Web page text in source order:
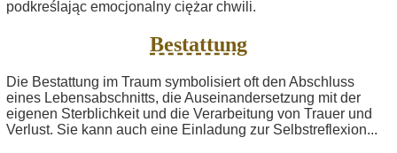
Bestattung
Die Bestattung im Traum symbolisiert oft den Abschluss
eines Lebensabschnitts, die Auseinandersetzung mit der
eigenen Sterblichkeit und die Verarbeitung von Trauer und
Verlust. Sie kann auch eine Einladung zur Selbstreflexion...